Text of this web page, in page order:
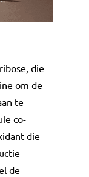
die
om de
te
co-
die
de